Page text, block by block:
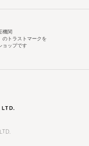
機関
のトラストマークを
ョップです